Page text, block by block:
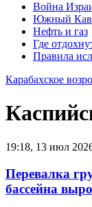
Война
Южный
Нефть и газ
Где
Правила
Карабахское
19:18, 13 июл
Перевалка
бассейна